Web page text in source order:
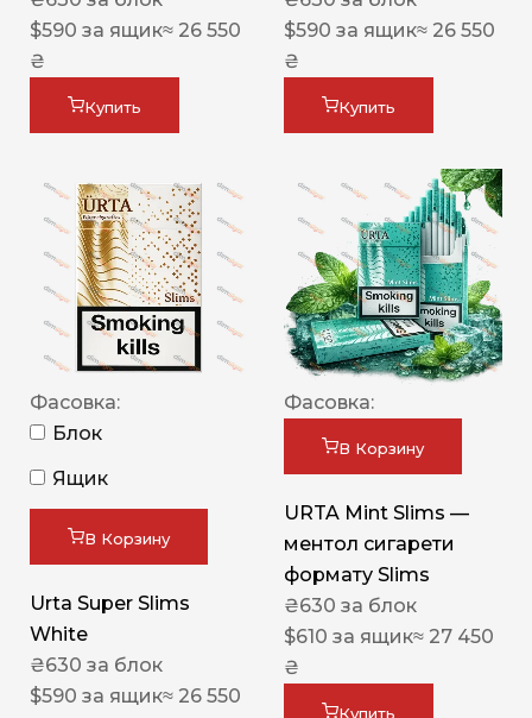
$590 за ящик≈ 26 550
₴
Купить
$590 за ящик≈ 26 550
₴
Купить
Фасовка:
Блок
Ящик
В Корзину
Urta Super Slims
White
₴630 за блок
$590 за ящик≈ 26 550
Фасовка:
В Корзину
URTA Mint Slims —
ментол сигарети
формату Slims
₴630 за блок
$610 за ящик≈ 27 450
₴
Купить